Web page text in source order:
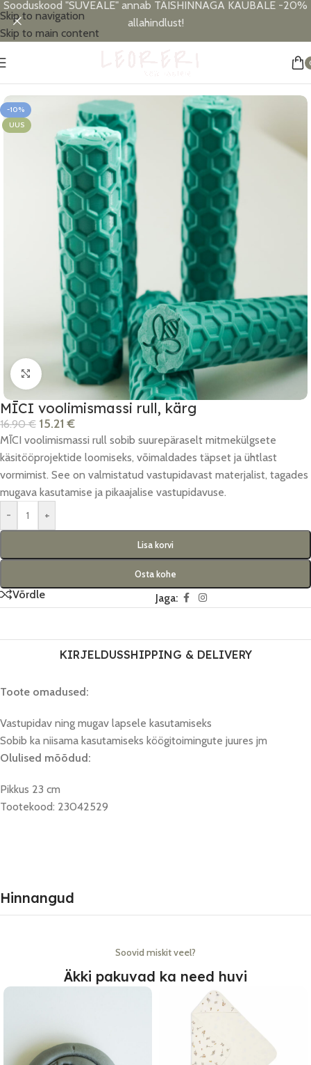
Skip to navigation
Skip to main content
Sooduskood "SUVEALE" annab TÄISHINNAGA KAUBALE -20%
allahindlust!
Esileht
-10%
UUS
Click to enlarge
MĪCI voolimismassi rull, kärg
16.90€ 15.21€
MĪCI voolimismassi rull sobib suurepäraselt mitmekülgsete
käsitööprojektide loomiseks, võimaldades täpset ja ühtlast
vormimist. See on valmistatud vastupidavast materjalist, tagades
mugava kasutamise ja pikaajalise vastupidavuse.
-
+
Lisa korvi
Osta kohe
Võrdle Jaga:
KIRJELDUSSHIPPING & DELIVERY
Toote omadused:
Vastupidav ning mugav lapsele kasutamiseks
Sobib ka niisama kasutamiseks köögitoimingute juures jm
Olulised mõõdud:
Pikkus 23 cm
Tootekood: 23042529
Hinnangud
Soovid miskit veel?
Äkki pakuvad ka need huvi